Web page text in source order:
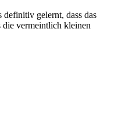
definitiv gelernt, dass das
die vermeintlich kleinen